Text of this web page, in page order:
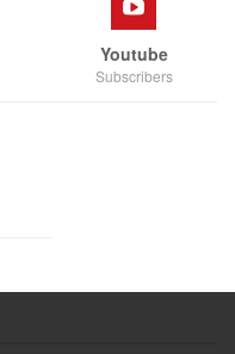
Youtube
Subscribers